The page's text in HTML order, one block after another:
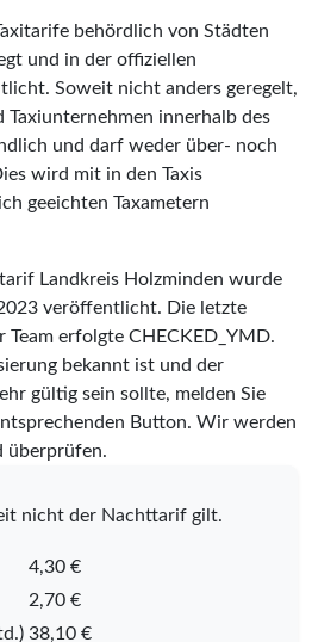
behördlich von Städten
und in der offiziellen
Soweit nicht anders geregelt,
Taxiunternehmen innerhalb des
und darf weder über- noch
wird mit in den Taxis
geeichten Taxametern
Landkreis Holzminden wurde
veröffentlicht. Die letzte
Team erfolgte CHECKED_YMD.
bekannt ist und der
gültig sein sollte, melden Sie
Button. Wir werden
überprüfen.
nicht der Nachttarif gilt.
4,30 €
2,70 €
38,10 €